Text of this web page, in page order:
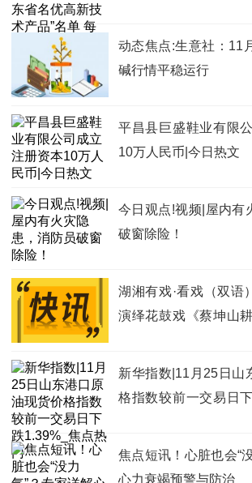
动态焦点:生意社：11
碱行情平稳运行
平昌县巨盛鞋业有限
10万人民币|今日热文
今日观点!视频|屋内有
破窗除险！
湖湘有戏·看戏（双语
演绎花鼓戏《蔡坤山
新华指数|11月25日山
格指数较前一交易日
焦点短讯！心脏也会“
心力衰竭预警与防治